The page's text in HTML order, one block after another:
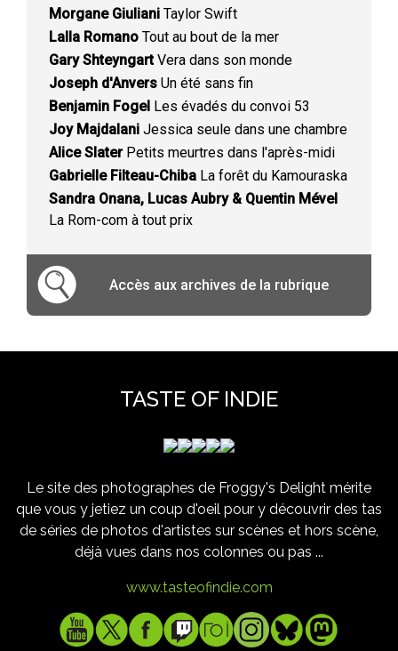
Morgane Giuliani Taylor Swift
Lalla Romano Tout au bout de la mer
Gary ShteyngartVera dans son monde
Joseph d'Anvers Un été sans fin
Benjamin Fogel Les évadés du convoi 53
Joy Majdalani Jessica seule dans une chambre
Alice SlaterPetits meurtres dans l'après-midi
Gabrielle Filteau-Chiba La forêt du Kamouraska
Sandra Onana, Lucas Aubry & Quentin Mével
La Rom-com à tout prix
Accès aux archives de la rubrique
TASTE OF INDIE
Le site des photographes de Froggy's Delight mérite
que vous y jetiez un coup d'oeil pour y découvrir des tas
de séries de photos d'artistes sur scènes et hors scène,
déjà vues dans nos colonnes ou pas ...
www.tasteofindie.com